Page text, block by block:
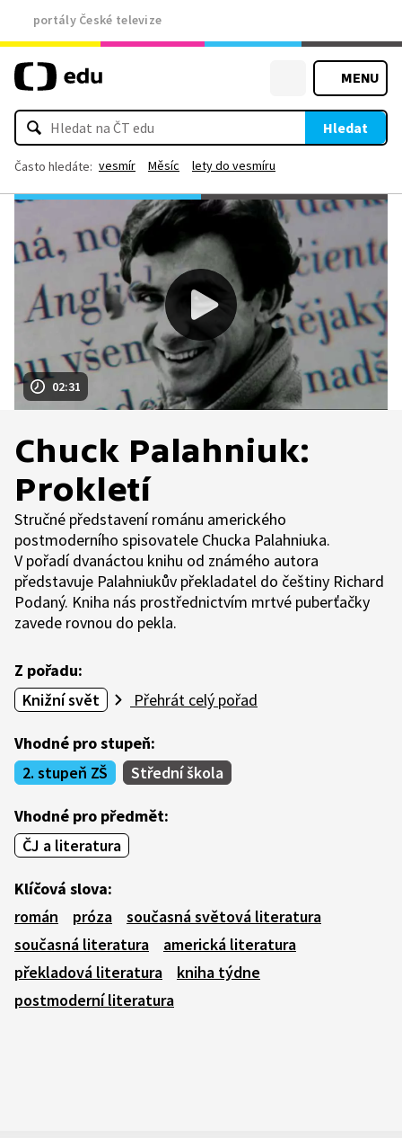
portály České televize
MENU
Hledat
Často hledáte: vesmír Měsíc lety do vesmíru
02:31
Chuck Palahniuk:
Prokletí
Stručné představení románu amerického
postmoderního spisovatele Chucka Palahniuka.
V pořadí dvanáctou knihu od známého autora
představuje Palahniukův překladatel do češtiny Richard
Podaný. Kniha nás prostřednictvím mrtvé puberťačky
zavede rovnou do pekla.
Z pořadu:
Knižní svět
Přehrát celý pořad
Vhodné pro stupeň:
2. stupeň ZŠ
Střední škola
Vhodné pro předmět:
ČJ a literatura
Klíčová slova:
román
próza
současná světová literatura
současná literatura
americká literatura
překladová literatura
kniha týdne
postmoderní literatura